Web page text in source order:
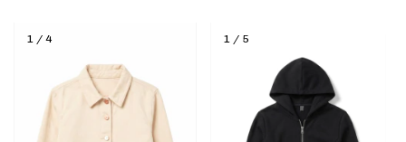
1 / 4 1/ 5